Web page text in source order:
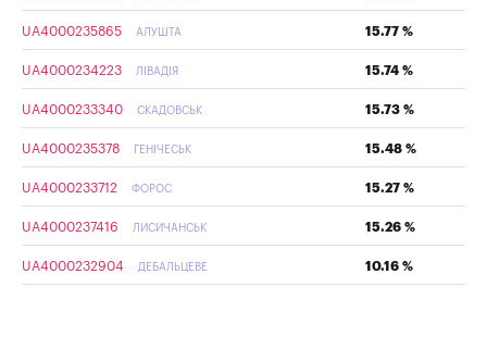
UA4000235865 АЛУШТА 15.77 %
UA4000234223 ЛІВАДІЯ 15.74 %
UA4000233340 СКАДОВСЬК 15.73 %
UA4000235378 ГЕНІЧЕСЬК 15.48 %
UA4000233712 ФОРОС 15.27 %
UA4000237416 ЛИСИЧАНСЬК 15.26 %
UA4000232904 ДЕБАЛЬЦЕВЕ 10.16 %